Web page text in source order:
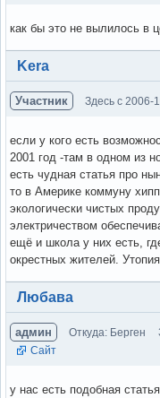
как бы это не вылилось в
Вне форума
Kera
Участник Здесь с 2006-
если у кого есть
2001 год -там в одном из
есть чудная статья про
то в Америке коммуну
экологически чистых
электричеством
ещё и школа у них есть,
окрестных жителей.
Вне форума
Любава
админ Откуда: Берген
Сайт
у нас есть подобная